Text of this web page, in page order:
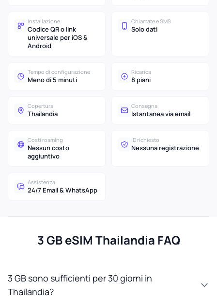
Installazione
Codice QR o link
universale per iOS &
Android
Chiamate e SMS
Solo dati
Tempo di configurazione
Meno di 5 minuti
Ricarica
8 piani
Copertura
Thailandia
Consegna
Istantanea via email
Costi roaming
Nessun costo
aggiuntivo
ID richiesto
Nessuna registrazione
Assistenza
24/7 Email & WhatsApp
3 GB eSIM Thailandia FAQ
3 GB sono sufficienti per 30 giorni in
Thailandia?